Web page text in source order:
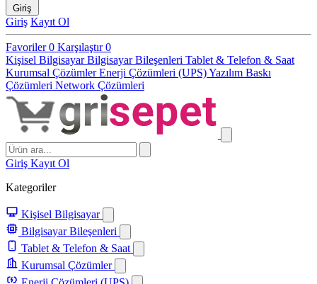
Giriş
Giriş Kayıt Ol
Favoriler0 Karşılaştır0
Kişisel BilgisayarBilgisayar Bileşenleri Tablet & Telefon & Saat
Kurumsal ÇözümlerEnerji Çözümleri (UPS)Yazılım Baskı
Çözümleri Network Çözümleri
Giriş Kayıt Ol
Kategoriler
Kişisel Bilgisayar
Bilgisayar Bileşenleri
Tablet & Telefon & Saat
Kurumsal Çözümler